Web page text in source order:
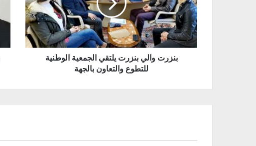
بنزرت والي بنزرت يلتقي الجمعية الوطنية
للتطوع والتعاون بالجهة